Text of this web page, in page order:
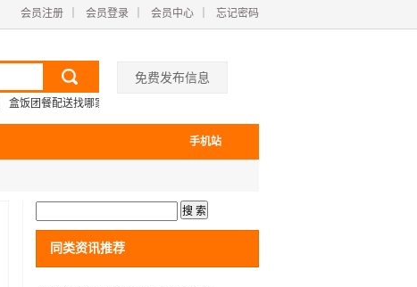
会员注册 会员登录 会员中心 忘记密码
盒饭团餐配送找哪家
免费发布信息
手机站
同类资讯推荐